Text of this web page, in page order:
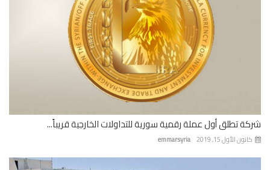
تطلق أول عملة رقمية سورية للتداولات الخارجية قريباً...
emmarsyria الأول 15, 2019